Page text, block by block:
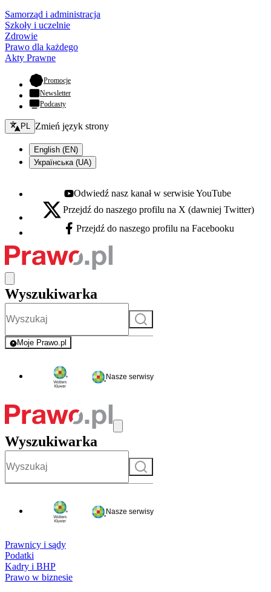
Samorząd i administracja
Szkoły i uczelnie
Zdrowie
Prawo dla każdego
Akty Prawne
Promocje- otwiera się w nowej karcie
Newsletter
Podcasty
Zmień język - bieżący:
PL Zmień język strony
English (EN)
Українська (UA)
Youtube - otwiera się w nowej karcie
Odwiedź nasz kanał w serwisie YouTube
X - otwiera się w nowej karcie
Przejdź do naszego profilu na X (dawniej Twitter)
Facebook - otwiera się w nowej karcie
Przejdź do naszego profilu na Facebooku
Wyszukiwarka
Szukaj
Moje Prawo.pl
- rejestracja i logowanie do serwisu
Nasze serwisy
Wyszukiwarka
Szukaj
Nasze serwisy
Prawnicy i sądy
Podatki
Kadry i BHP
Prawo w biznesie